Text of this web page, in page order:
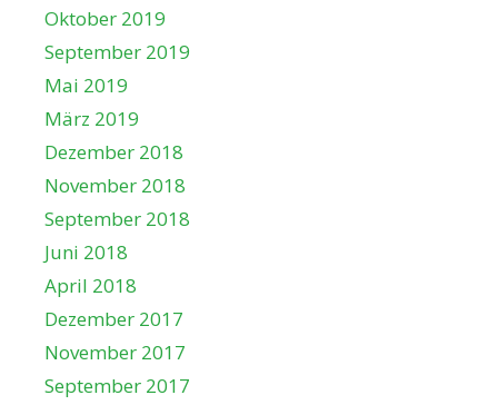
Oktober 2019
September 2019
Mai 2019
März 2019
Dezember 2018
November 2018
September 2018
Juni 2018
April 2018
Dezember 2017
November 2017
September 2017